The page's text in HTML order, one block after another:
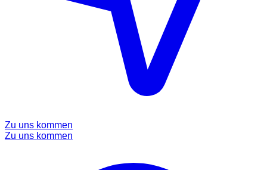
Zu uns kommen
Zu uns kommen